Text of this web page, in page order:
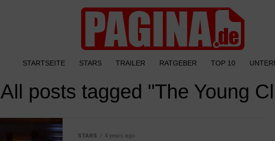
STARTSEITE STARS TRAILER RATGEBER TOP 10
All posts tagged "The Young
STARS 4 years ago